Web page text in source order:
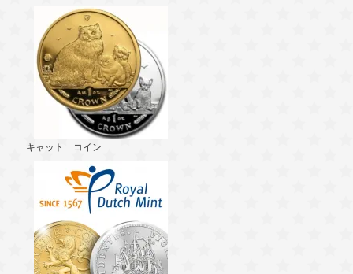
キャット コイン